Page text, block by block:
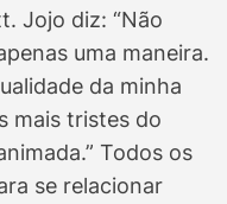
Jojo diz: “Não
uma maneira.
da minha
mais tristes do
Todos os
se relacionar